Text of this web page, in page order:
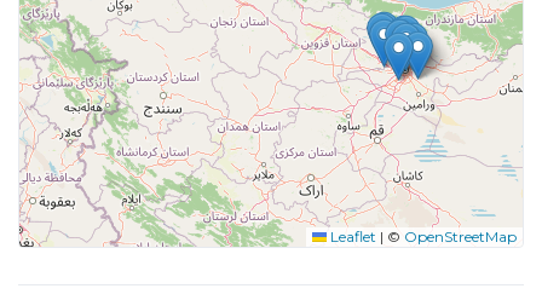
Leaflet | © OpenStreetMap